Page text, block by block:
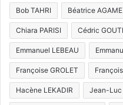
Bob TAHRI Béatrice
Chiara PARISI Cédric
Emmanuel LEBEAU
Françoise GROLET
Hacène LEKADIR Jean-Luc